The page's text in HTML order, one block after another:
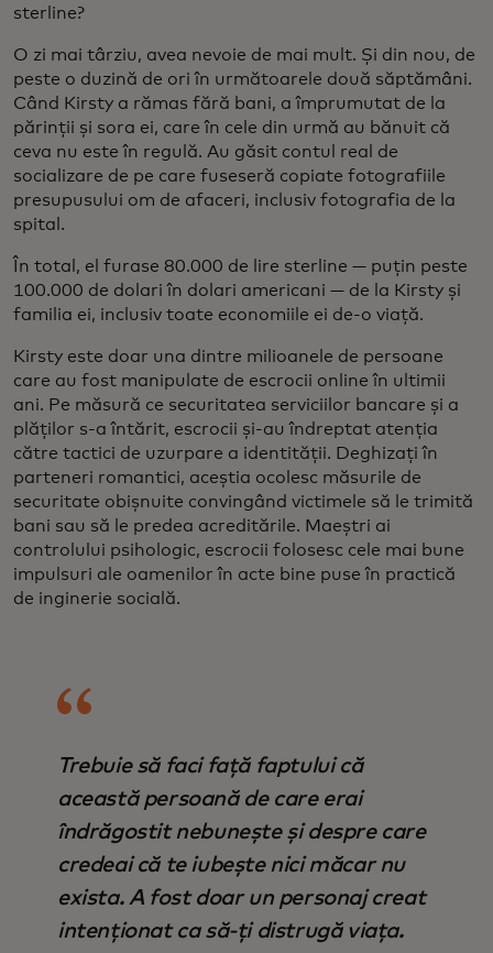
sterline?
O zi mai târziu, avea nevoie de mai mult. Și din nou, de
peste o duzină de ori în următoarele două săptămâni.
Când Kirsty a rămas fără bani, a împrumutat de la
părinții și sora ei, care în cele din urmă au bănuit că
ceva nu este în regulă. Au găsit contul real de
socializare de pe care fuseseră copiate fotografiile
presupusului om de afaceri, inclusiv fotografia de la
spital.
În total, el furase 80.000 de lire sterline — puțin peste
100.000 de dolari în dolari americani — de la Kirsty și
familia ei, inclusiv toate economiile ei de-o viață.
Kirsty este doar una dintre milioanele de persoane
care au fost manipulate de escrocii online în ultimii
ani. Pe măsură ce securitatea serviciilor bancare și a
plăților s-a întărit, escrocii și-au îndreptat atenția
către tactici de uzurpare a identității. Deghizați în
parteneri romantici, aceștia ocolesc măsurile de
securitate obișnuite convingând victimele să le trimită
bani sau să le predea acreditările. Maeștri ai
controlului psihologic, escrocii folosesc cele mai bune
impulsuri ale oamenilor în acte bine puse în practică
de inginerie socială.
Trebuie să faci față faptului că
această persoană de care erai
îndrăgostit nebunește și despre care
credeai că te iubește nici măcar nu
exista. A fost doar un personaj creat
intenționat ca să-ți distrugă viața.